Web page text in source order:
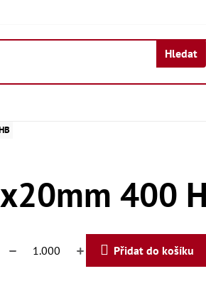
Hledat
400
Přidat do košíku